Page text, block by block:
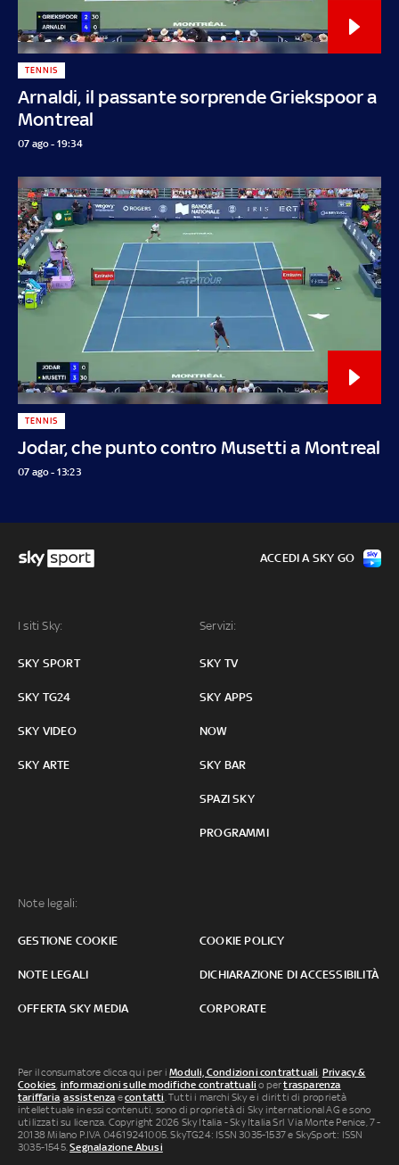
Arnaldi, il passante sorprende Griekspoor a
Montreal
TENNIS
07 ago - 19:34
Jodar, che punto contro Musetti a Montreal
TENNIS
07 ago - 13:23
I siti Sky:
SKY SPORT
SKY TG24
SKY VIDEO
SKY ARTE
Servizi:
SKY TV
SKY APPS
NOW
SKY BAR
SPAZI SKY
PROGRAMMI
Note legali:
GESTIONE COOKIE COOKIE POLICY
NOTE LEGALI DICHIARAZIONE DI ACCESSIBILITÀ
OFFERTA SKY MEDIA CORPORATE
ACCEDI A SKY GO
Per il consumatore clicca qui per iModuli, Condizioni contrattuali Privacy &
Cookies informazioni sulle modifiche contrattuali o pertrasparenza
tariffaria ,assistenza econtatti . Tutti i marchi Sky e i diritti di proprietà
intellettuale in essi contenuti, sono di proprietà di Sky international AG e sono
utilizzati su licenza. Copyright 2026 Sky Italia - Sky Italia Srl Via Monte Penice, 7 -
20138 Milano P.IVA 04619241005. SkyTG24: ISSN 3035-1537 e SkySport: ISSN
3035-1545.Segnalazione Abusi